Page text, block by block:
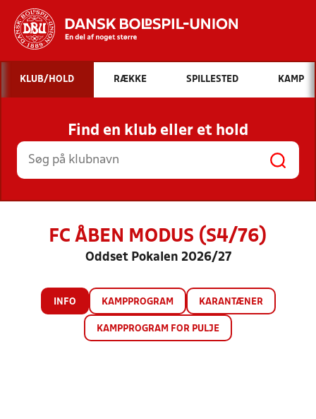
Hvad vil du søge efter?
INDHOLD OG NYHEDER
STILLINGER, RESULTATER, KLUBBER OG
HOLD
KLUB/HOLD RÆKKE SPILLESTED KAMP
Find en klub eller et hold
FC ÅBEN MODUS (S4/76)
Oddset Pokalen 2026/27
INFO KAMPPROGRAM KARANTÆNER
KAMPPROGRAM FOR PULJE